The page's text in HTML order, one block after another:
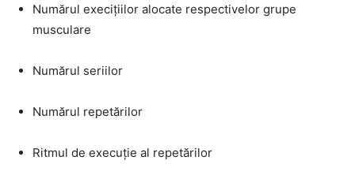
Numărul execiţiilor alocate respectivelor grupe
musculare
Numărul seriilor
Numărul repetărilor
Ritmul de execuţie al repetărilor